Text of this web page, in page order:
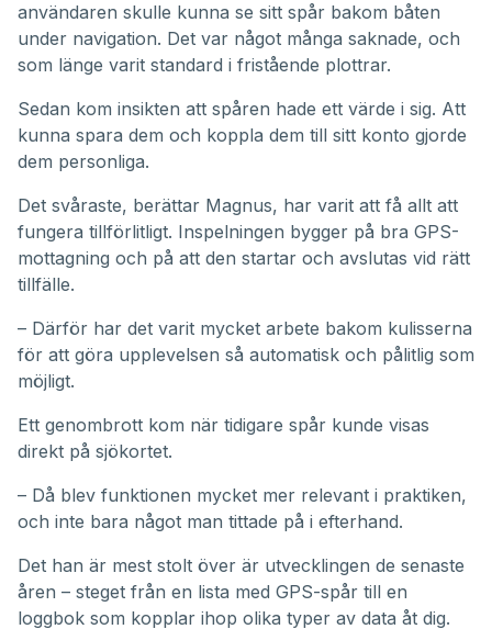
användaren skulle kunna se sitt spår bakom båten
under navigation. Det var något många saknade, och
som länge varit standard i fristående plottrar.
Sedan kom insikten att spåren hade ett värde i sig. Att
kunna spara dem och koppla dem till sitt konto gjorde
dem personliga.
Det svåraste, berättar Magnus, har varit att få allt att
fungera tillförlitligt. Inspelningen bygger på bra GPS-
mottagning och på att den startar och avslutas vid rätt
tillfälle.
– Därför har det varit mycket arbete bakom kulisserna
för att göra upplevelsen så automatisk och pålitlig som
möjligt.
Ett genombrott kom när tidigare spår kunde visas
direkt på sjökortet.
– Då blev funktionen mycket mer relevant i praktiken,
och inte bara något man tittade på i efterhand.
Det han är mest stolt över är utvecklingen de senaste
åren – steget från en lista med GPS-spår till en
loggbok som kopplar ihop olika typer av data åt dig.